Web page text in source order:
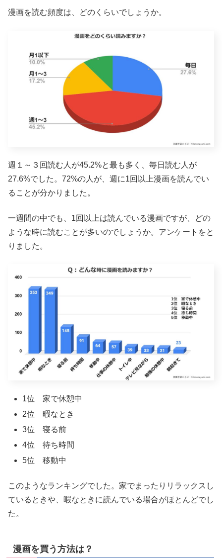
漫画を読む頻度は、どのくらいでしょうか。
週１～３回読む人が45.2%と最も多く、毎日読む人が
27.6%でした。72%の人が、週に1回以上漫画を読んでい
ることが分かりました。
一週間の中でも、1回以上は読んでいる漫画ですが、どの
ような時に読むことが多いのでしょうか。アンケートをと
りました。
1位 家で休憩中
2位 暇なとき
3位 寝る前
4位 待ち時間
5位 移動中
このようなランキングでした。家でまったりリラックスし
ているときや、暇なときに読んでいる場合がほとんどでし
た。
漫画を買う方法は？